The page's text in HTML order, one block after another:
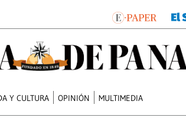
Y CULTURA OPINIÓN MULTIMEDIA